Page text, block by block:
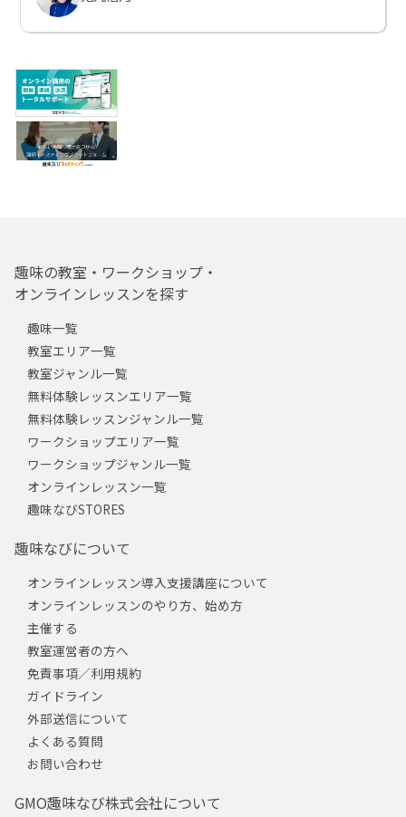
趣味の教室・ワークショップ・
オンラインレッスンを探す
趣味一覧
教室エリア一覧
教室ジャンル一覧
無料体験レッスンエリア一覧
無料体験レッスンジャンル一覧
ワークショップエリア一覧
ワークショップジャンル一覧
オンラインレッスン一覧
趣味なびSTORES
趣味なびについて
オンラインレッスン導入支援講座について
オンラインレッスンのやり方、始め方
主催する
教室運営者の方へ
免責事項／利用規約
ガイドライン
外部送信について
よくある質問
お問い合わせ
GMO趣味なび株式会社について